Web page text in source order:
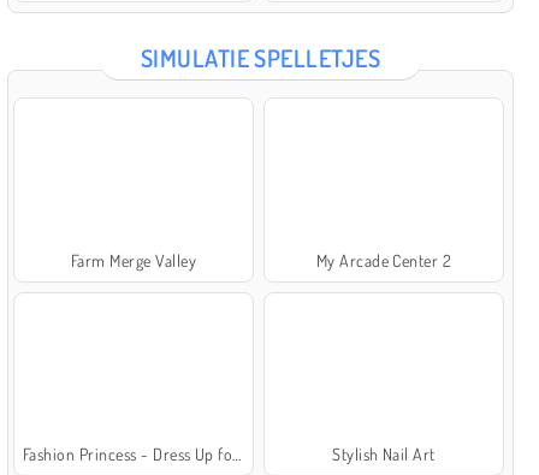
SIMULATIE SPELLETJES
Farm Merge Valley My Arcade Center 2
Stylish Nail Art